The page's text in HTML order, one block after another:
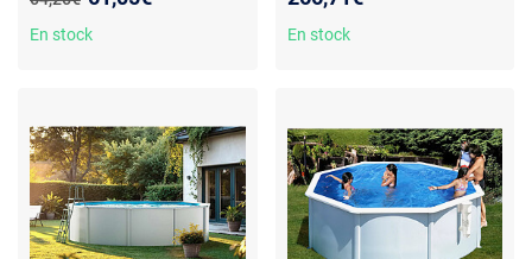
inoxydable - Matériau
Duraplus
En stock
Capacité 4 678 L
En stock